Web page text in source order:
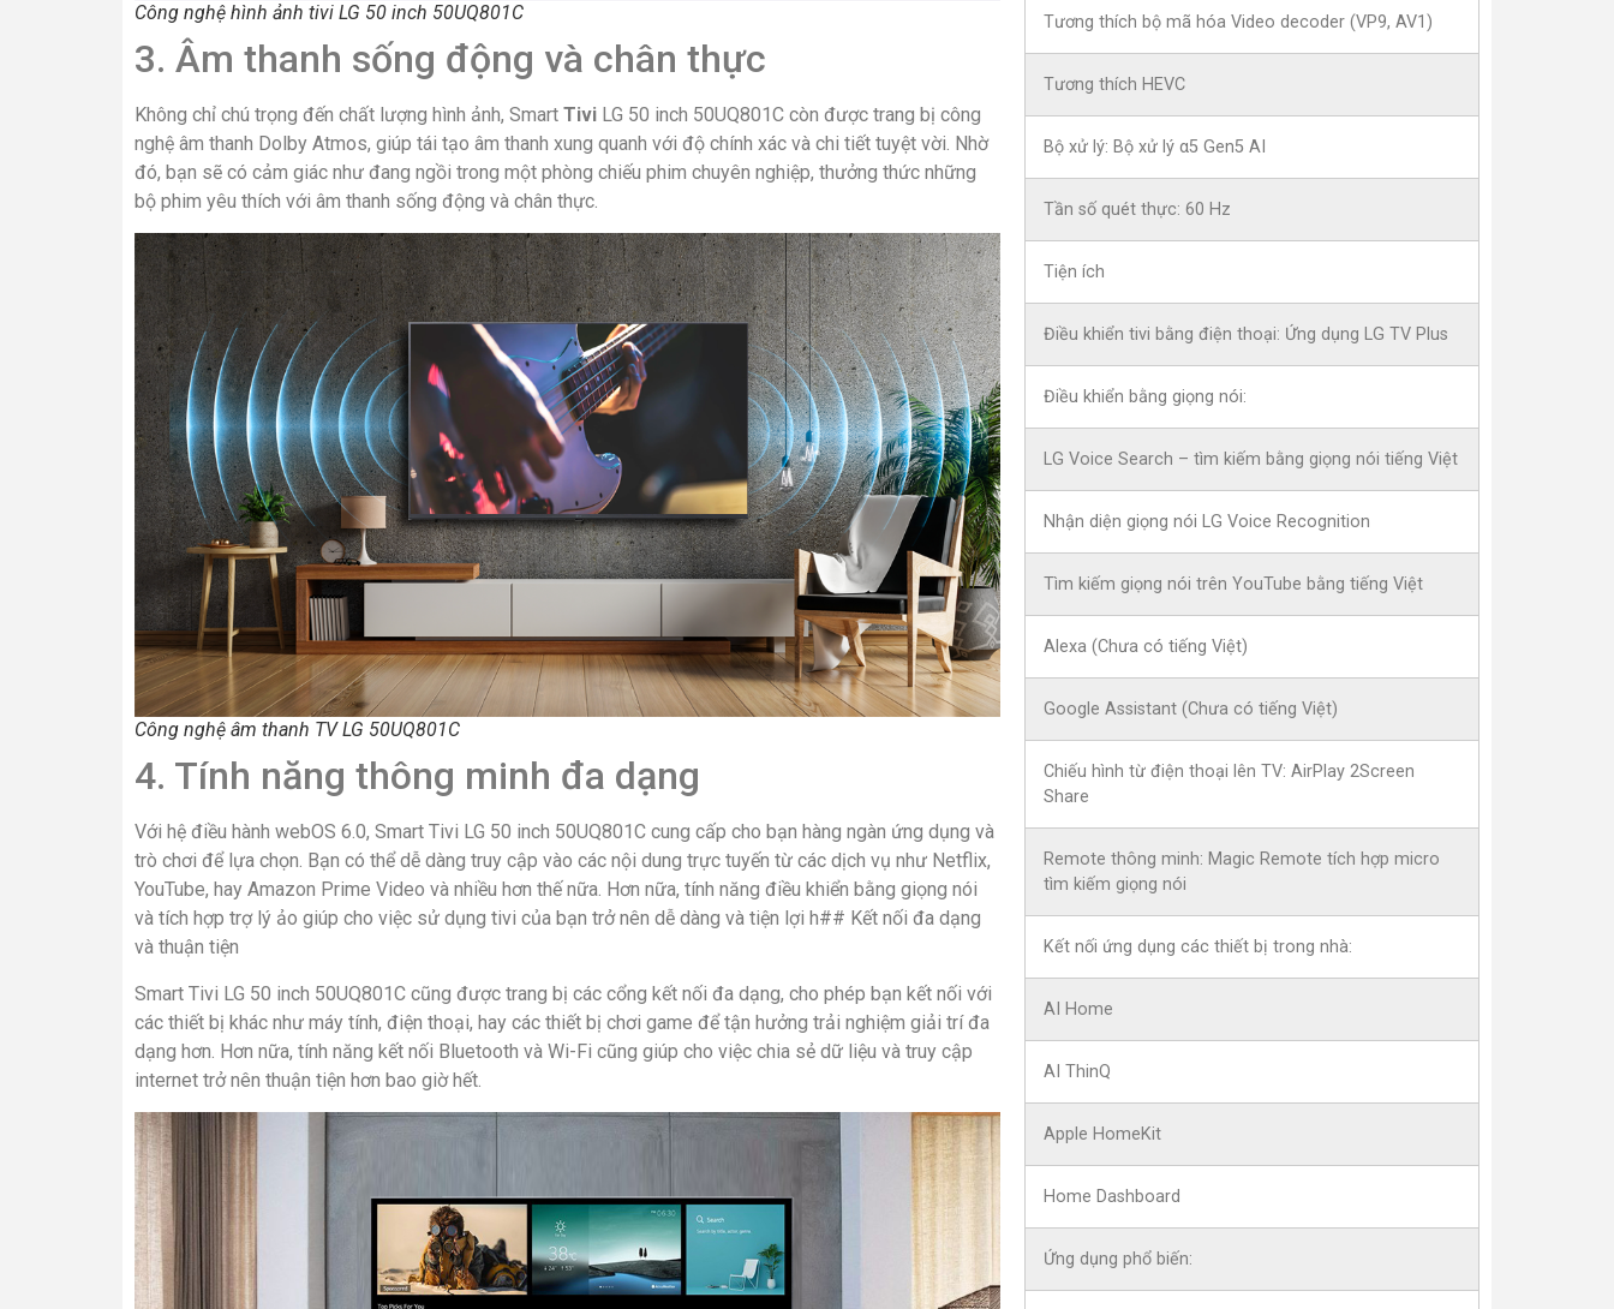
Công nghệ hình ảnh tivi LG 50 inch 50UQ801C
3. Âm thanh sống động và chân thực
Không chỉ chú trọng đến chất lượng hình ảnh, Smart Tivi LG 50 inch 50UQ801C còn được trang bị công
nghệ âm thanh Dolby Atmos, giúp tái tạo âm thanh xung quanh với độ chính xác và chi tiết tuyệt vời. Nhờ
đó, bạn sẽ có cảm giác như đang ngồi trong một phòng chiếu phim chuyên nghiệp, thưởng thức những
bộ phim yêu thích với âm thanh sống động và chân thực.
Công nghệ âm thanh TV LG 50UQ801C
4. Tính năng thông minh đa dạng
Với hệ điều hành webOS 6.0, Smart Tivi LG 50 inch 50UQ801C cung cấp cho bạn hàng ngàn ứng dụng và
trò chơi để lựa chọn. Bạn có thể dễ dàng truy cập vào các nội dung trực tuyến từ các dịch vụ như Netflix,
YouTube, hay Amazon Prime Video và nhiều hơn thế nữa. Hơn nữa, tính năng điều khiển bằng giọng nói
và tích hợp trợ lý ảo giúp cho việc sử dụng tivi của bạn trở nên dễ dàng và tiện lợi h## Kết nối đa dạng
và thuận tiện
Smart Tivi LG 50 inch 50UQ801C cũng được trang bị các cổng kết nối đa dạng, cho phép bạn kết nối với
các thiết bị khác như máy tính, điện thoại, hay các thiết bị chơi game để tận hưởng trải nghiệm giải trí đa
dạng hơn. Hơn nữa, tính năng kết nối Bluetooth và Wi-Fi cũng giúp cho việc chia sẻ dữ liệu và truy cập
internet trở nên thuận tiện hơn bao giờ hết.
Tương thích bộ mã hóa Video decoder (VP9, AV1)
Tương thích HEVC
Bộ xử lý: Bộ xử lý α5 Gen5 AI
Tần số quét thực: 60 Hz
Tiện ích
Điều khiển tivi bằng điện thoại: Ứng dụng LG TV Plus
Điều khiển bằng giọng nói:
LG Voice Search – tìm kiếm bằng giọng nói tiếng Việt
Nhận diện giọng nói LG Voice Recognition
Tìm kiếm giọng nói trên YouTube bằng tiếng Việt
Alexa (Chưa có tiếng Việt)
Google Assistant (Chưa có tiếng Việt)
Chiếu hình từ điện thoại lên TV: AirPlay 2Screen
Share
Remote thông minh: Magic Remote tích hợp micro
tìm kiếm giọng nói
Kết nối ứng dụng các thiết bị trong nhà:
AI Home
AI ThinQ
Apple HomeKit
Home Dashboard
Ứng dụng phổ biến: